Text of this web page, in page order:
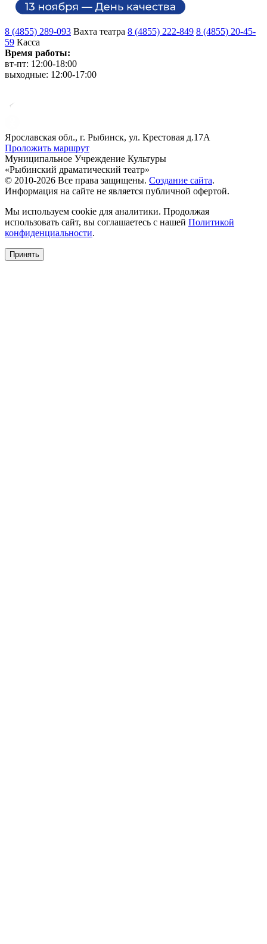
8 (4855) 289-093 Вахта театра 8 (4855) 222-849 8 (4855) 20-45-
59 Касса
Время работы:
вт-пт: 12:00-18:00
выходные: 12:00-17:00
Ярославская обл., г. Рыбинск, ул. Крестовая д.17А
Проложить маршрут
Муниципальное Учреждение Культуры
«Рыбинский драматический театр»
© 2010-2026 Все права защищены. Создание сайта.
Информация на сайте не является публичной офертой.
Мы используем cookie для аналитики. Продолжая
использовать сайт, вы соглашаетесь с нашей Политикой
конфиденциальности.
Принять